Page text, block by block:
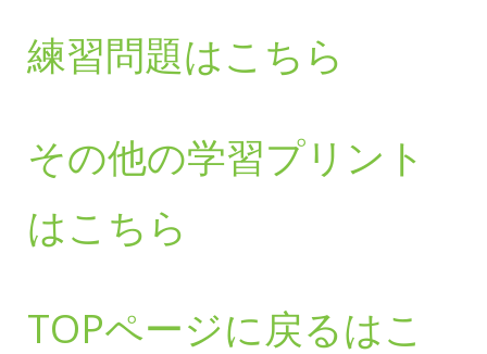
練習問題はこちら
その他の学習プリント
はこちら
TOPページに戻るはこ